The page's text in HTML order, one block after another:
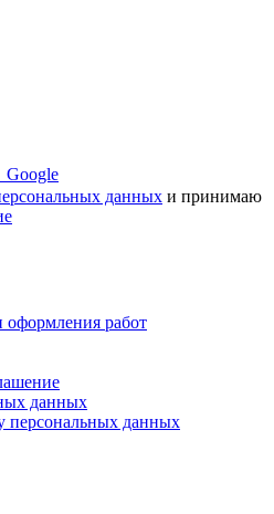
Google
данных и принимаю
оформления работ
данных
персональных данных